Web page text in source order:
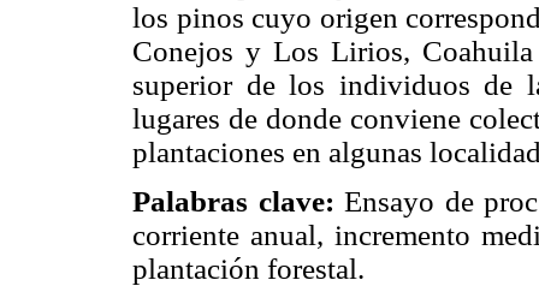
los pinos cuyo origen
Conejos y Los Lirios,
superior de los individuos de
lugares de donde conviene
plantaciones en algunas
Palabras clave: Ensayo de
corriente anual, incremento
plantación forestal.